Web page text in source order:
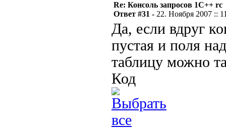
Re: Консоль запросов 1С++ rc
Ответ #31 - 22. Ноября 2007 ::
Да, если вдруг
пустая и поля
таблицу можно
Код